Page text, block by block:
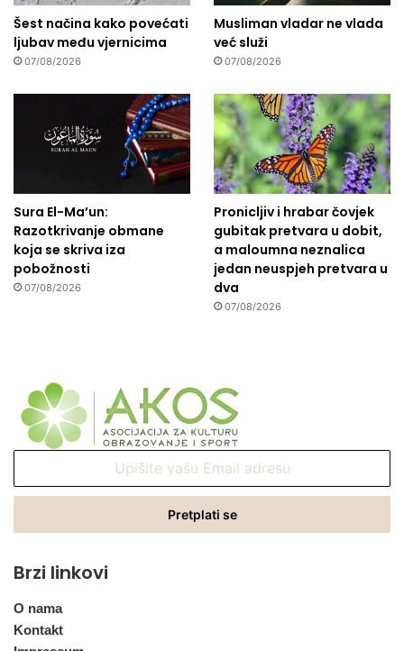
Šest načina kako povećati
ljubav među vjernicima
07/08/2026
Musliman vladar ne vlada
već služi
07/08/2026
Sura El-Ma’un:
Razotkrivanje obmane
koja se skriva iza
pobožnosti
07/08/2026
Pronicljiv i hrabar čovjek
gubitak pretvara u dobit,
a maloumna neznalica
jedan neuspjeh pretvara u
dva
07/08/2026
Email
Brzi linkovi
O nama
Kontakt